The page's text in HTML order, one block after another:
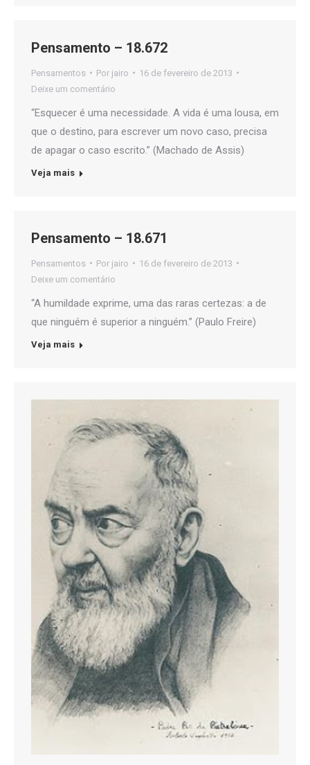
Pensamento – 18.672
Pensamentos Por jairo
16 de fevereiro de 2013
Deixe um comentário
“Esquecer é uma necessidade. A vida é uma lousa, em
que o destino, para escrever um novo caso, precisa
de apagar o caso escrito.” (Machado de Assis)
Veja mais
Pensamento – 18.671
Pensamentos Por jairo
16 de fevereiro de 2013
Deixe um comentário
“A humildade exprime, uma das raras certezas: a de
que ninguém é superior a ninguém.” (Paulo Freire)
Veja mais